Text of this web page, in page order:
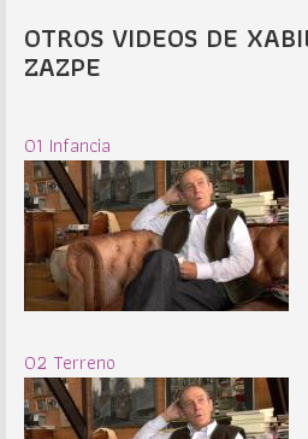
OTROS VIDEOS DE
ZAZPE
01 Infancia
02 Terreno